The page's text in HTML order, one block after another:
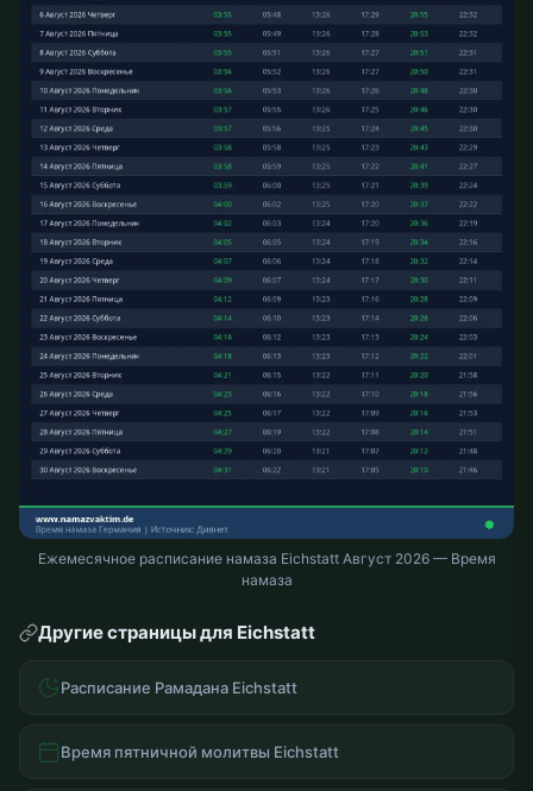
Ежемесячное расписание намаза Eichstatt Август 2026 — Время
намаза
Другие страницы для Eichstatt
Расписание Рамадана Eichstatt
Время пятничной молитвы Eichstatt